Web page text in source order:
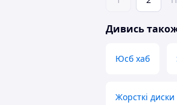
Дивись
Юсб хаб
Жорсткі диски